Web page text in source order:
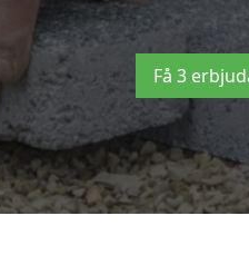
Få 3